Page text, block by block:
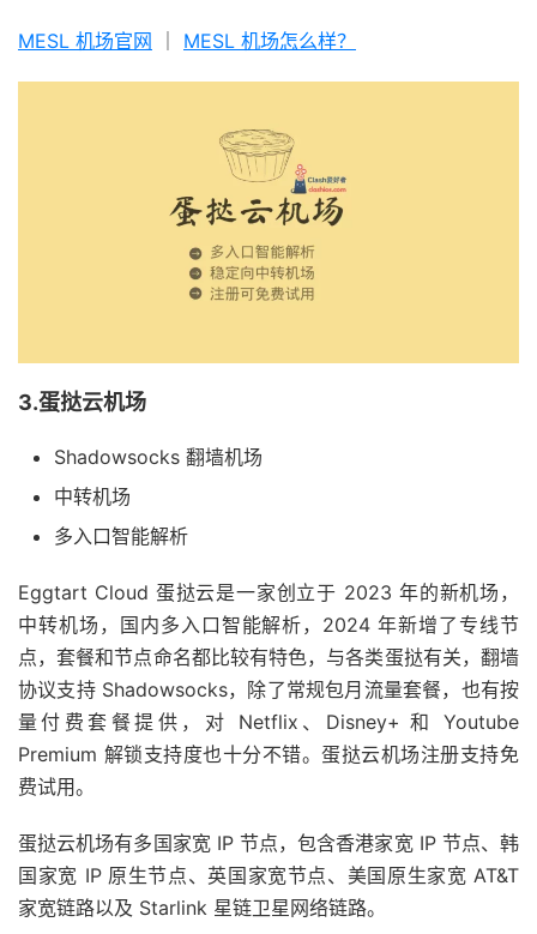
MESL 机场官网 MESL 机场怎么样？
3.蛋挞云机场
Shadowsocks 翻墙机场
中转机场
多入口智能解析
Eggtart Cloud 蛋挞云是一家创立于 2023 年的新机场，
中转机场，国内多入口智能解析，2024 年新增了专线节
点，套餐和节点命名都比较有特色，与各类蛋挞有关，翻墙
协议支持 Shadowsocks，除了常规包月流量套餐，也有按
量付费套餐提供，对 Netflix、Disney+ 和 Youtube
Premium 解锁支持度也十分不错。蛋挞云机场注册支持免
费试用。
蛋挞云机场有多国家宽 IP 节点，包含香港家宽 IP 节点、韩
国家宽 IP 原生节点、英国家宽节点、美国原生家宽 AT&T
家宽链路以及 Starlink 星链卫星网络链路。